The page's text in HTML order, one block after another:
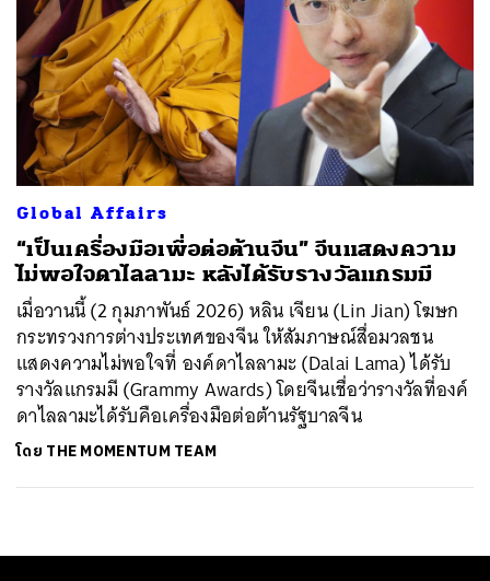
Global Affairs
“เป็นเครื่องมือเพื่อต่อต้านจีน” จีนแสดงความ
ไม่พอใจดาไลลามะ หลังได้รับรางวัลแกรมมี
เมื่อวานนี้ (2 กุมภาพันธ์ 2026) หลิน เจียน (Lin Jian) โฆษก
กระทรวงการต่างประเทศของจีน ให้สัมภาษณ์สื่อมวลชน
แสดงความไม่พอใจที่ องค์ดาไลลามะ (Dalai Lama) ได้รับ
รางวัลแกรมมี (Grammy Awards) โดยจีนเชื่อว่ารางวัลที่องค์
ดาไลลามะได้รับคือเครื่องมือต่อต้านรัฐบาลจีน
โดย THE MOMENTUM TEAM
ค้นหา
SHARE TWEET LINE EMAIL